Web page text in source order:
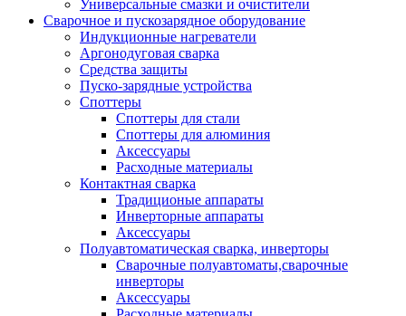
Универсальные смазки и очистители
Сварочное и пускозарядное оборудование
Индукционные нагреватели
Аргонодуговая сварка
Средства защиты
Пуско-зарядные устройства
Споттеры
Споттеры для стали
Споттеры для алюминия
Аксессуары
Расходные материалы
Контактная сварка
Традиционые аппараты
Инверторные аппараты
Аксессуары
Полуавтоматическая сварка, инверторы
Сварочные полуавтоматы,сварочные
инверторы
Аксессуары